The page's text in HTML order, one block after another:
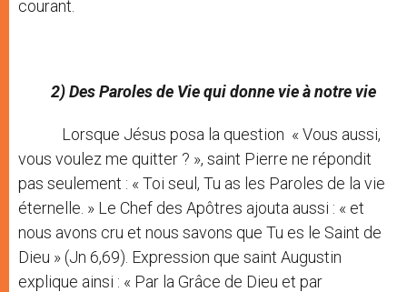
courant.
2) Des Paroles de Vie qui donne vie à notre vie
Lorsque Jésus posa la question « Vous aussi,
vous voulez me quitter ? », saint Pierre ne répondit
pas seulement : « Toi seul, Tu as les Paroles de la vie
éternelle. » Le Chef des Apôtres ajouta aussi : « et
nous avons cru et nous savons que Tu es le Saint de
Dieu » (Jn 6,69). Expression que saint Augustin
explique ainsi : « Par la Grâce de Dieu et par